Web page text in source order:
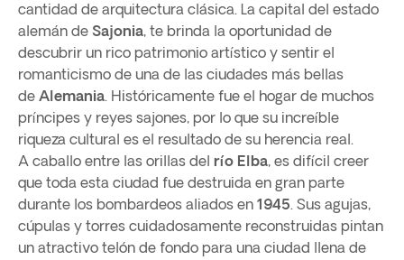
cantidad de arquitectura clásica. La capital del estado
alemán de Sajonia, te brinda la oportunidad de
descubrir un rico patrimonio artístico y sentir el
romanticismo de una de las ciudades más bellas
de Alemania. Históricamente fue el hogar de muchos
príncipes y reyes sajones, por lo que su increíble
riqueza cultural es el resultado de su herencia real.
A caballo entre las orillas del río Elba, es difícil creer
que toda esta ciudad fue destruida en gran parte
durante los bombardeos aliados en 1945. Sus agujas,
cúpulas y torres cuidadosamente reconstruidas pintan
un atractivo telón de fondo para una ciudad llena de